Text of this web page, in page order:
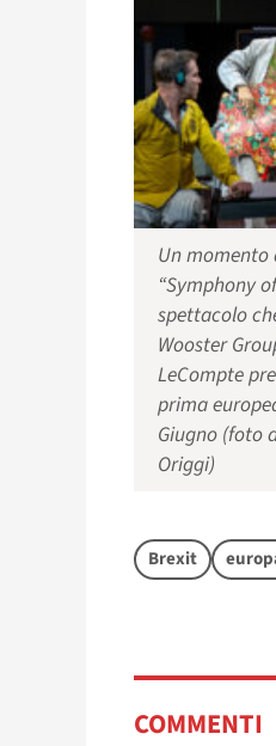
Un momento
“Symphony
spettacolo
Wooster
LeCompte
prima
Giugno (foto
Origgi)
Brexit
COMMENTI